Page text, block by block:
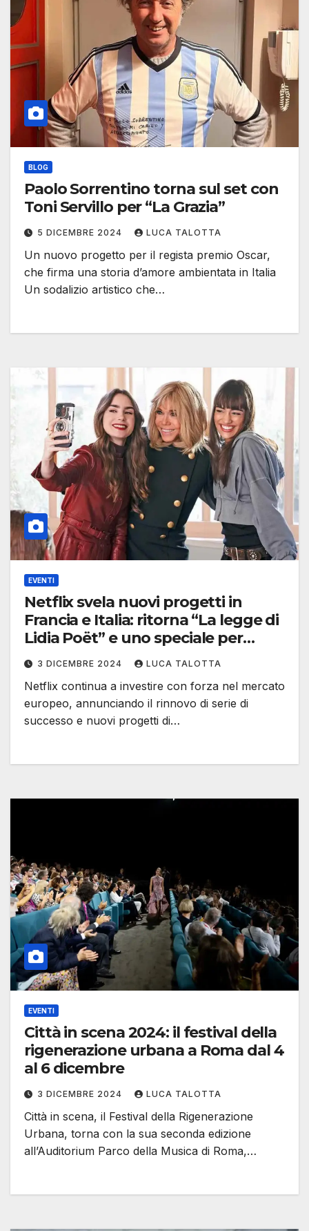
BLOG
Paolo Sorrentino torna sul set con
Toni Servillo per “La Grazia”
5 DICEMBRE 2024 LUCA TALOTTA
Un nuovo progetto per il regista premio Oscar,
che firma una storia d’amore ambientata in Italia
Un sodalizio artistico che…
EVENTI
Netflix svela nuovi progetti in
Francia e Italia: ritorna “La legge di
Lidia Poët” e uno speciale per
“Nouvelle Ecole”
3 DICEMBRE 2024 LUCA TALOTTA
Netflix continua a investire con forza nel mercato
europeo, annunciando il rinnovo di serie di
successo e nuovi progetti di…
EVENTI
Città in scena 2024: il festival della
rigenerazione urbana a Roma dal 4
al 6 dicembre
3 DICEMBRE 2024 LUCA TALOTTA
Città in scena, il Festival della Rigenerazione
Urbana, torna con la sua seconda edizione
all’Auditorium Parco della Musica di Roma,…